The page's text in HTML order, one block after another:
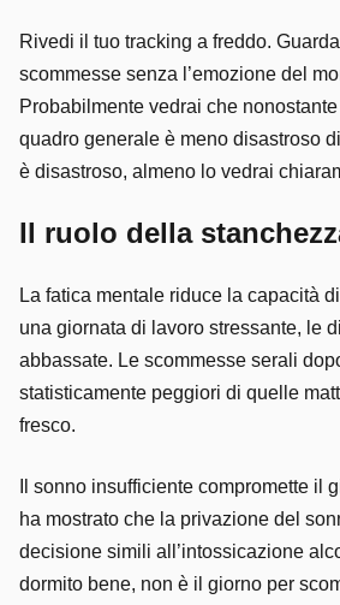
Rivedi il tuo tracking a freddo.
scommesse senza l’emozione del
Probabilmente vedrai che
quadro generale è meno disastroso
è disastroso, almeno lo vedrai
Il ruolo della
La fatica mentale riduce la capacità
una giornata di lavoro stressante, le
abbassate. Le scommesse serali
statisticamente peggiori di quelle
fresco.
Il sonno insufficiente compromette il
ha mostrato che la privazione del
decisione simili all’intossicazione
dormito bene, non è il giorno per